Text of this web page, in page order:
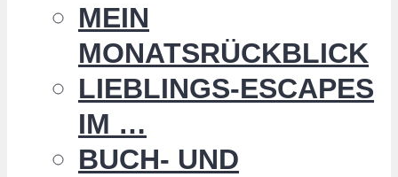
MEIN
MONATSRÜCKBLICK
LIEBLINGS-ESCAPES
IM …
BUCH- UND